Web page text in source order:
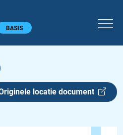
BASIS
locatie document